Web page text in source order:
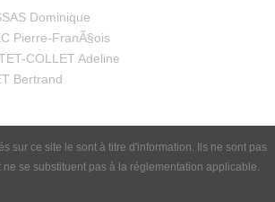
Dominique
Pierre-FranÃ§ois
COLLET Adeline
Bertrand
sur ce site le sont à titre d'information. Ils ne sont pas
ne se substituent pas à la réglementation applicable.